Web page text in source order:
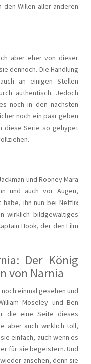
Willen aller anderen
aber eher von dieser
dennoch. Die Handlung
an einigen Stellen
authentisch. Jedoch
noch in den nächsten
noch ein paar geben
diese Serie so gehypet
und Rooney Mara
und auch vor Augen,
ihn nun bei Netflix
wirklich bildgewaltiges
Hook, der den Film
Der König
von Narnia
einmal gesehen und
Moseley und Ben
die eine Seite dieses
aber auch wirklich toll,
einfach, auch wenn es
für sie begeistern. Und
ansehen, denn sie